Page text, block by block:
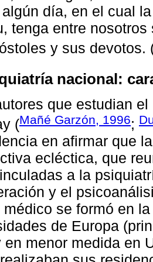
día, en el cual
tenga entre
y sus devotos.
nacional:
que estudian
(Mañé Garzón, 1996;
en afirmar que
ecléctica, que
a la
y el
médico se formó en
de Europa
en menor medida en